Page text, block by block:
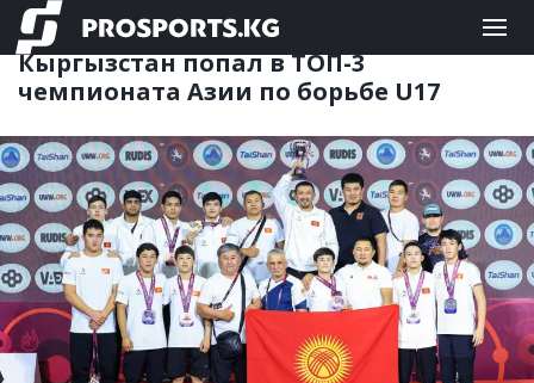
ЕДИНОБОРСТВА 01.06.2026 10:18
Кыргызстан попал в ТОП-3
чемпионата Азии по борьбе U17